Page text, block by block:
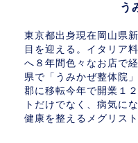
う
東京都出身現在岡山県
目を迎える。イタリア
へ８年間色々なお店で
県で「うみかぜ整体院
郡に移転今年で開業１
トだけでなく、病気に
健康を整えるメグリス